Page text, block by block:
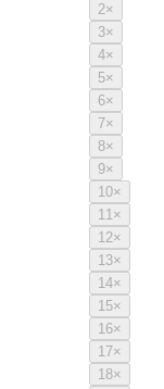
2×
3×
4×
5×
6×
7×
8×
9×
10×
11×
12×
13×
14×
15×
16×
17×
18×